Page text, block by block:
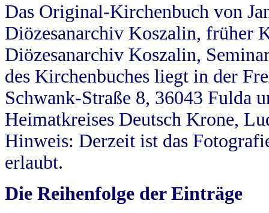
Das Original-Kirchenbuch von
Diözesanarchiv Koszalin, früher
Diözesanarchiv Koszalin,
des Kirchenbuches liegt in der
Schwank-Straße 8, 36043 Fulda
Heimatkreises Deutsch Krone,
Hinweis: Derzeit ist das
erlaubt.
Die Reihenfolge der Einträge